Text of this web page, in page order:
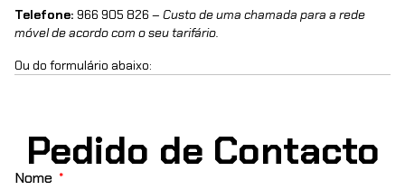
Telefone: 966 905 826 – Custo de uma chamada para a rede
móvel de acordo com o seu tarifário.
Ou do formulário abaixo:
Pedido de Contacto
Nome